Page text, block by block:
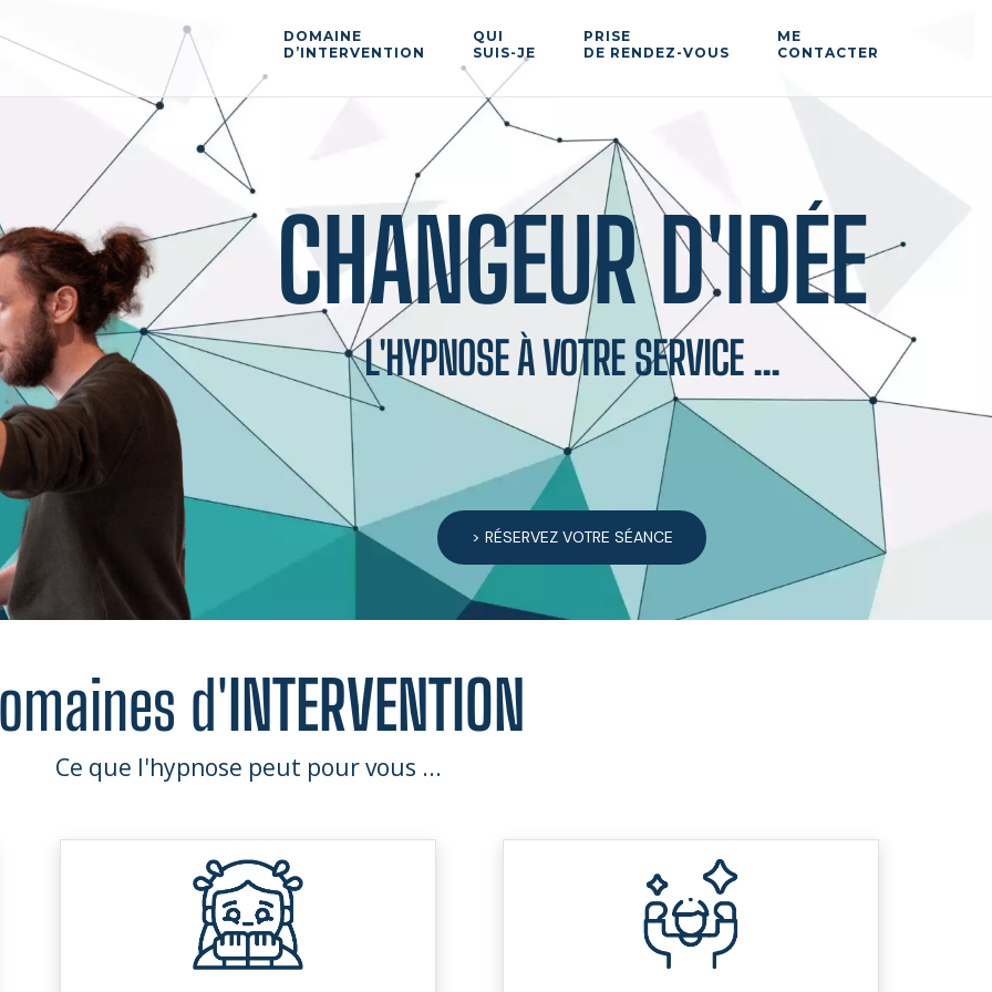
DOMAINE
D’INTERVENTION
QUI
SUIS-JE
PRISE
DE RENDEZ-VOUS
ME
CONTACTER
CHANGEUR D'IDÉE
L'HYPNOSE À VOTRE SERVICE ...
> RÉSERVEZ VOTRE SÉANCE
d'INTERVENTION
Ce que l'hypnose peut pour vous ...